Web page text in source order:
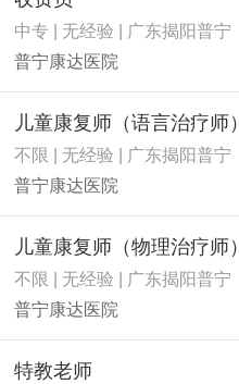
中专 | 无经验 | 广东揭阳普宁
普宁康达医院
儿童康复师（语言治疗师）
不限 | 无经验 | 广东揭阳普宁
普宁康达医院
儿童康复师（物理治疗师）
不限 | 无经验 | 广东揭阳普宁
普宁康达医院
特教老师